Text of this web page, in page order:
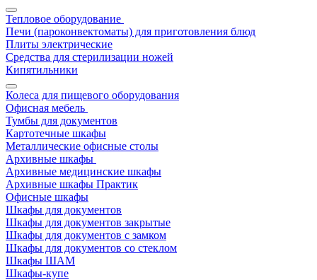
Тепловое оборудование
Печи (пароконвектоматы) для приготовления блюд
Плиты электрические
Средства для стерилизации ножей
Кипятильники
Колеса для пищевого оборудования
Офисная мебель
Тумбы для документов
Картотечные шкафы
Металлические офисные столы
Архивные шкафы
Архивные медицинские шкафы
Архивные шкафы Практик
Офисные шкафы
Шкафы для документов
Шкафы для документов закрытые
Шкафы для документов с замком
Шкафы для документов со стеклом
Шкафы ШАМ
Шкафы-купе